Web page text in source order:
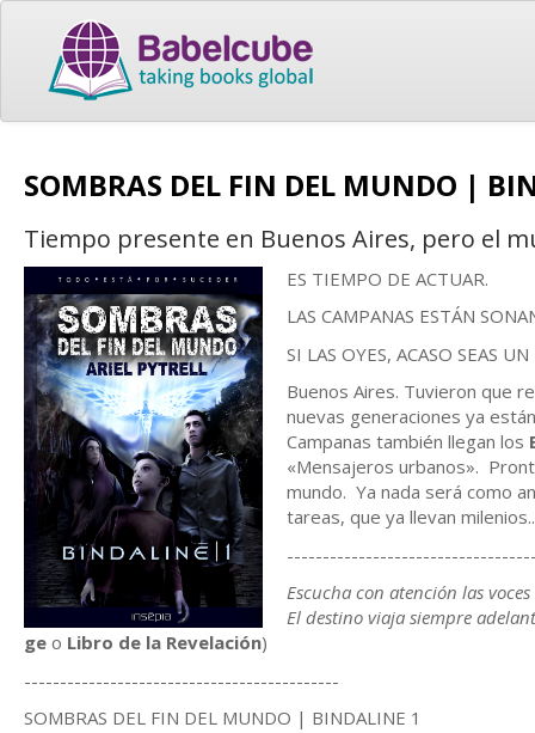
SOMBRAS DEL FIN DEL MUNDO |
Tiempo presente en Buenos Aires, pero el
ES TIEMPO DE ACTUAR.
LAS CAMPANAS ESTÁN
SI LAS OYES, ACASO SEAS
Buenos Aires. Tuvieron que
nuevas generaciones ya
Campanas también llegan los
«Mensajeros urbanos».
mundo. Ya nada será como
tareas, que ya llevan
Escucha con atención las
El destino viaja siempre
ge o Libro de la Revelación)
--------------------------------------------
SOMBRAS DEL FIN DEL MUNDO | BINDALINE 1